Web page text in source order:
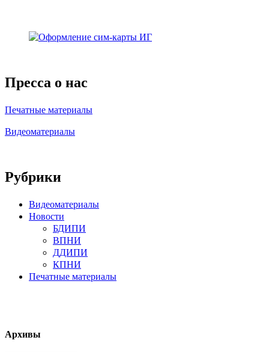
Пресса о нас
Печатные материалы
Видеоматериалы
Рубрики
Видеоматериалы
Новости
БДИПИ
ВПНИ
ДДИПИ
КПНИ
Печатные материалы
Архивы